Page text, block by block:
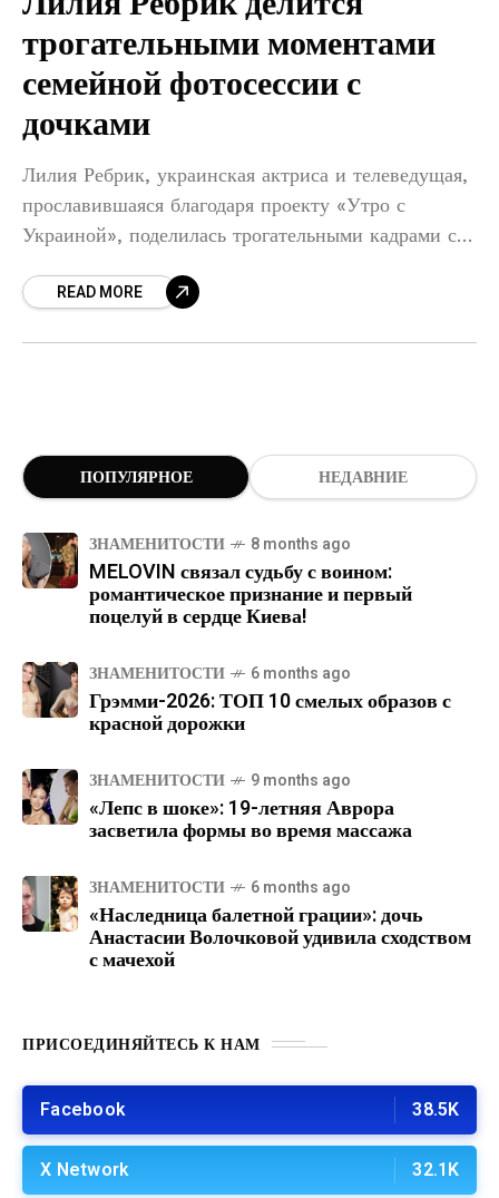
трогательными моментами
семейной фотосессии с
дочками
Лилия Ребрик, украинская актриса и телеведущая,
прославившаяся благодаря проекту «Утро с
Украиной», поделилась трогательными кадрами с
28 октября 2025 года в Instagram звезда
READ MORE
ПОПУЛЯРНОЕ НЕДАВНИЕ
ЗНАМЕНИТОСТИ 8 months ago
MELOVIN связал судьбу с воином:
романтическое признание и первый
поцелуй в сердце Киева!
ЗНАМЕНИТОСТИ 6 months ago
Грэмми-2026: ТОП 10 смелых образов с
красной дорожки
ЗНАМЕНИТОСТИ 9 months ago
«Лепс в шоке»: 19-летняя Аврора
засветила формы во время массажа
ЗНАМЕНИТОСТИ 6 months ago
«Наследница балетной грации»: дочь
Анастасии Волочковой удивила сходством
с мачехой
ПРИСОЕДИНЯЙТЕСЬ К НАМ
Facebook 38.5K
X Network 32.1K